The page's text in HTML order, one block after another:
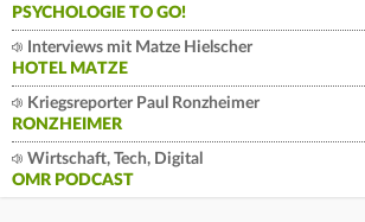
PSYCHOLOGIE TO GO!
Interviews mit Matze Hielscher
HOTEL MATZE
Kriegsreporter Paul Ronzheimer
RONZHEIMER
Wirtschaft, Tech, Digital
OMR PODCAST